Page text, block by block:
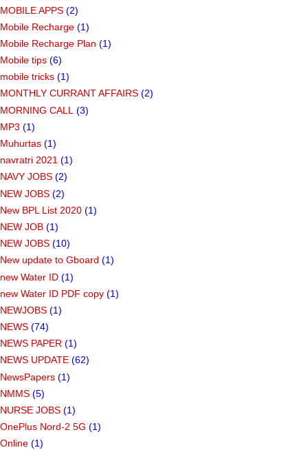
MOBILE APPS (2)
Mobile Recharge (1)
Mobile Recharge Plan (1)
Mobile tips (6)
mobile tricks (1)
MONTHLY CURRANT AFFAIRS (2)
MORNING CALL (3)
MP3 (1)
Muhurtas (1)
navratri 2021 (1)
NAVY JOBS (2)
NEW JOBS (2)
New BPL List 2020 (1)
NEW JOB (1)
NEW JOBS (10)
New update to Gboard (1)
new Water ID (1)
new Water ID PDF copy (1)
NEWJOBS (1)
NEWS (74)
NEWS PAPER (1)
NEWS UPDATE (62)
NewsPapers (1)
NMMS (5)
NURSE JOBS (1)
OnePlus Nord-2 5G (1)
Online (1)